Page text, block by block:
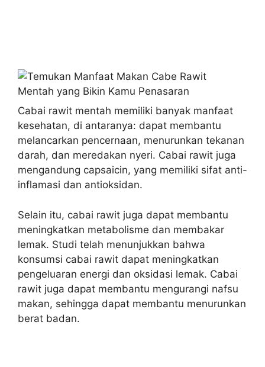
Cabai rawit mentah memiliki banyak manfaat
kesehatan, di antaranya: dapat membantu
melancarkan pencernaan, menurunkan tekanan
darah, dan meredakan nyeri. Cabai rawit juga
mengandung capsaicin, yang memiliki sifat anti-
inflamasi dan antioksidan.
Selain itu, cabai rawit juga dapat membantu
meningkatkan metabolisme dan membakar
lemak. Studi telah menunjukkan bahwa
konsumsi cabai rawit dapat meningkatkan
pengeluaran energi dan oksidasi lemak. Cabai
rawit juga dapat membantu mengurangi nafsu
makan, sehingga dapat membantu menurunkan
berat badan.